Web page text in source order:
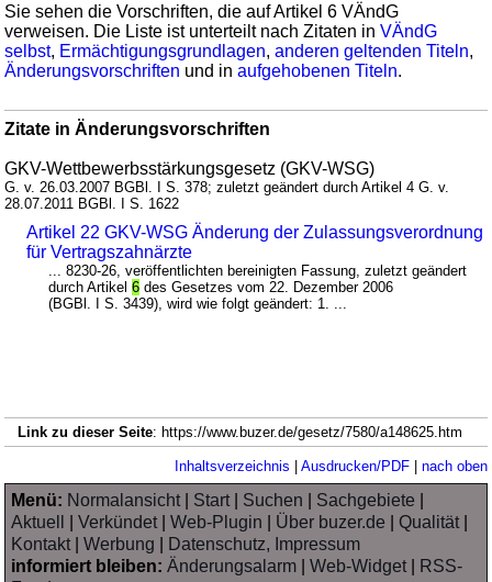
Sie sehen die Vorschriften, die auf Artikel 6 VÄndG
verweisen. Die Liste ist unterteilt nach Zitaten inVÄndG
selbst, Ermächtigungsgrundlagen,anderen geltenden Titeln,
Änderungsvorschriften und inaufgehobenen Titeln.
Zitate in Änderungsvorschriften
GKV-Wettbewerbsstärkungsgesetz (GKV-WSG)
G. v. 26.03.2007 BGBl. I S. 378; zuletzt geändert durch Artikel 4 G. v.
28.07.2011 BGBl. I S. 1622
Artikel 22 GKV-WSG Änderung der Zulassungsverordnung
für Vertragszahnärzte
... 8230-26, veröffentlichten bereinigten Fassung, zuletzt geändert
durch Artikel6 des Gesetzes vom 22. Dezember 2006
(BGBl. I S. 3439), wird wie folgt geändert: 1. ...
Link zu dieser Seite: https://www.buzer.de/gesetz/7580/a148625.htm
Inhaltsverzeichnis | Ausdrucken/PDF| nach oben
Menü: Normalansicht| Start| Suchen Sachgebiete
Aktuell
|Verkündet|Web-Plugin Über buzer.de |Qualität|
Kontakt|Werbung
Datenschutz, Impressum
informiert bleiben: Änderungsalarm |Web-Widget|
RSS-